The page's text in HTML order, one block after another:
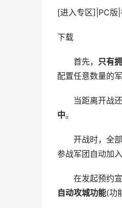
[进入专区] PC版
下载
首先， 只有
配置任意数量的军
当距离开战还
中。
开战时，全部
参战军团自动加
在发起预约宣
自动攻城功能(功